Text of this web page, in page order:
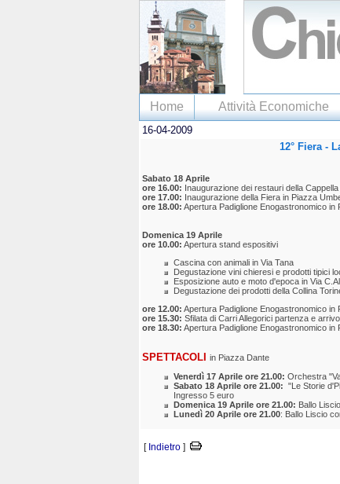
Home Attività Economiche
16-04-2009
12° Fiera -
Sabato 18 Aprile
ore 16.00: Inaugurazione dei restauri della
ore 17.00: Inaugurazione della Fiera in Piazza
ore 18.00: Apertura Padiglione Enogastronomico in
Domenica 19 Aprile
ore 10.00: Apertura stand espositivi
Cascina con animali in Via Tana
Degustazione vini chieresi e prodotti tipici
Esposizione auto e moto d'epoca in Via
Degustazione dei prodotti della Collina
ore 12.00: Apertura Padiglione Enogastronomico in
ore 15.30: Sfilata di Carri Allegorici partenza e
ore 18.30: Apertura Padiglione Enogastronomico in
SPETTACOLI
in Piazza Dante
Venerdì 17 Aprile ore 21.00: Orchestra
Sabato 18 Aprile ore 21.00: "Le Storie
Ingresso 5 euro
Domenica 19 Aprile ore 21.00: Ballo
Lunedì 20 Aprile ore 21.00: Ballo Liscio
[ Indietro ]